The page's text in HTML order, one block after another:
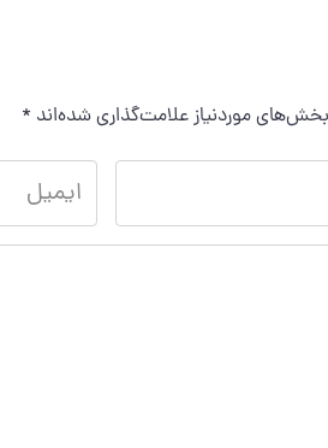
بخش‌های موردنیاز علامت‌گذاری شده‌اند *